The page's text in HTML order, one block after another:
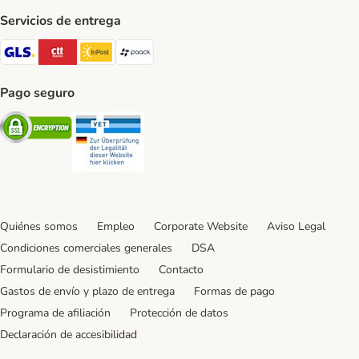
Servicios de entrega
GLS Shipping Method
CTTExpress Shipping Method
InPost Shipping Method
paack Shipping Method
Pago seguro
Security
Quiénes somos Empleo Corporate Website
Aviso Legal
Condiciones comerciales generales
DSA
Formulario de desistimiento
Contacto
Gastos de envío y plazo de entrega
Formas de pago
Programa de afiliación
Protección de datos
Declaración de accesibilidad